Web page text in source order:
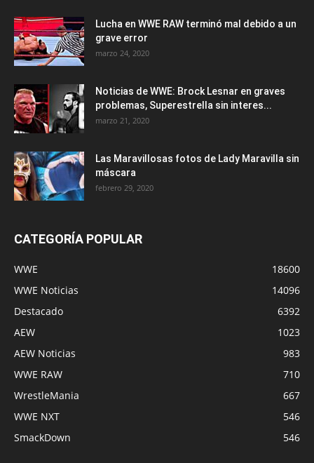
Lucha en WWE RAW terminó mal debido a un
grave error
marzo 24, 2020
Noticias de WWE: Brock Lesnar en graves
problemas, Superestrella sin interes...
marzo 21, 2020
Las Maravillosas fotos de Lady Maravilla sin
máscara
febrero 29, 2020
CATEGORÍA POPULAR
WWE
18600
WWE Noticias
14096
Destacado
6392
AEW
1023
AEW Noticias
983
WWE RAW
710
WrestleMania
667
WWE NXT
546
SmackDown
546